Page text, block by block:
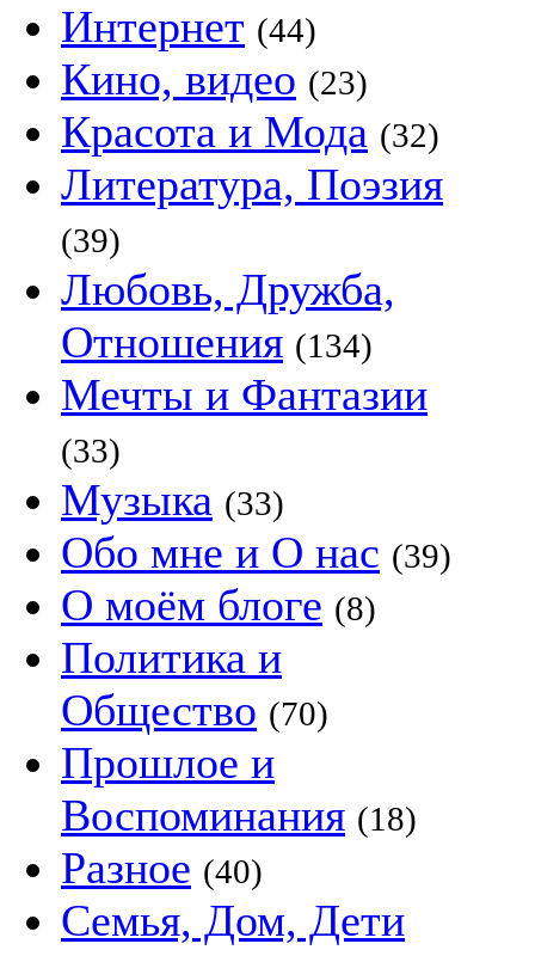
Интернет (44)
Кино, видео (23)
Красота и Мода (32)
Литература, Поэзия
(39)
Любовь, Дружба,
Отношения (134)
Мечты и Фантазии
(33)
Музыка (33)
Обо мне и О нас (39)
О моём блоге (8)
Политика и
Общество (70)
Прошлое и
Воспоминания (18)
Разное (40)
Семья, Дом, Дети